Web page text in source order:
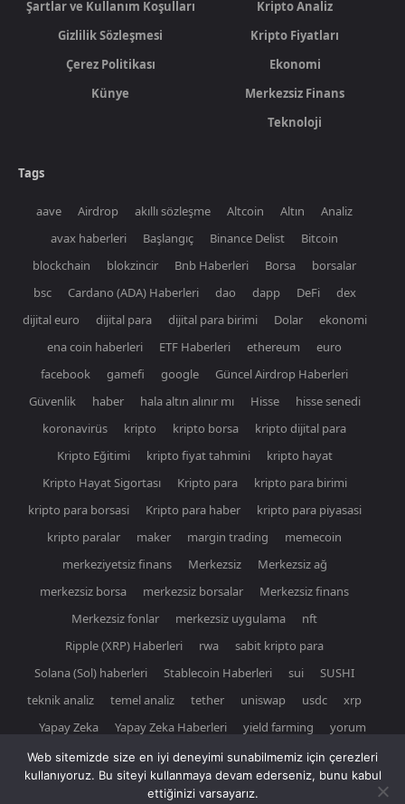
Şartlar ve Kullanım Koşulları
Gizlilik Sözleşmesi
Çerez Politikası
Künye
Kripto Analiz
Kripto Fiyatları
Ekonomi
Merkezsiz Finans
Teknoloji
Tags
aave Airdrop akıllı sözleşme Altcoin Altın
Analiz
avax haberleri
Başlangıç Binance Delist
Bitcoin
blockchain
blokzincir Bnb Haberleri Borsa
borsalar
bsc
Cardano (ADA) Haberleri dao dapp DeFi
dex
dijital euro
dijital para dijital para birimi Dolar
ekonomi
ena coin haberleri
ETF Haberleri ethereum
euro
facebook
gamefi google
Güncel Airdrop Haberleri
Güvenlik
haber hala altın alınır mı Hisse
hisse senedi
koronavirüs
kripto kripto borsa
kripto dijital para
Kripto Eğitimi
kripto fiyat tahmini
kripto hayat
Kripto Hayat Sigortası
Kripto para
kripto para birimi
kripto para borsasi
Kripto para haber
kripto para piyasasi
kripto paralar
maker margin trading
memecoin
merkeziyetsiz finans
Merkezsiz
Merkezsiz ağ
merkezsiz borsa
merkezsiz borsalar
Merkezsiz finans
Merkezsiz fonlar
merkezsiz uygulama
nft
Ripple (XRP) Haberleri
rwa
sabit kripto para
Solana (Sol) haberleri
Stablecoin Haberleri sui
SUSHI
teknik analiz
temel analiz tether uniswap usdc
xrp
Yapay Zeka
Yapay Zeka Haberleri yield farming yorum
Web sitemizde size en iyi deneyimi sunabilmemiz için çerezleri
kullanıyoruz. Bu siteyi kullanmaya devam ederseniz, bunu kabul
ettiğinizi varsayarız.